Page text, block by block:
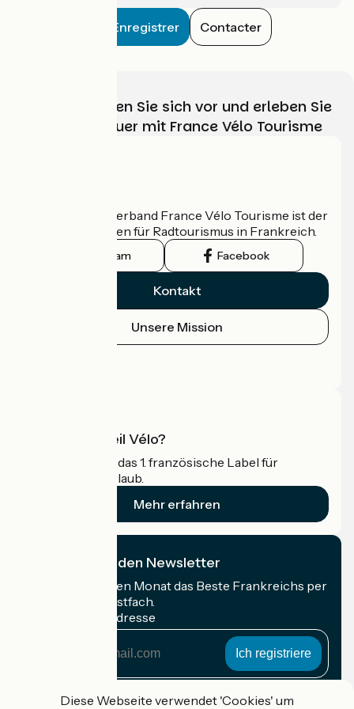
Enregistrer Contacter
Wählen, bereiten Sie sich vor und erleben Sie
Ihr Radabenteuer mit France Vélo Tourisme
Der nationale Verband France Vélo Tourisme ist der
offizielle Leitfaden für Radtourismus in Frankreich.
Instagram Facebook
Kontakt
Unsere Mission
Was ist Accueil Vélo?
Accueil Vélo ist das 1. französische Label für
Radfahrer im Urlaub.
Mehr erfahren
Ich abonniere den Newsletter
Erhalten Sie jeden Monat das Beste Frankreichs per
Rad in Ihrem Postfach.
Meine E-Mail-Adresse
AdresseDiese Webseite verwendet 'Cookies' um